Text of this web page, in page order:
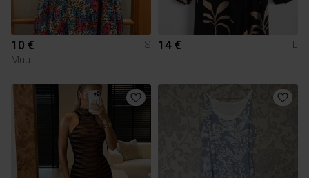
10 €
S
Muu
14 € L